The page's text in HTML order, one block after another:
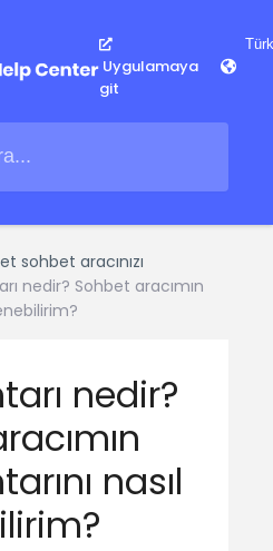
Uygulamaya
git
sohbet aracınızı
nedir? Sohbet aracımın
nedir?
nasıl